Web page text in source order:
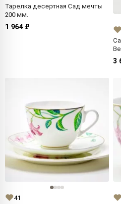
Тарелка десертная Сад мечты
200 мм.
1 964 ₽
3
41